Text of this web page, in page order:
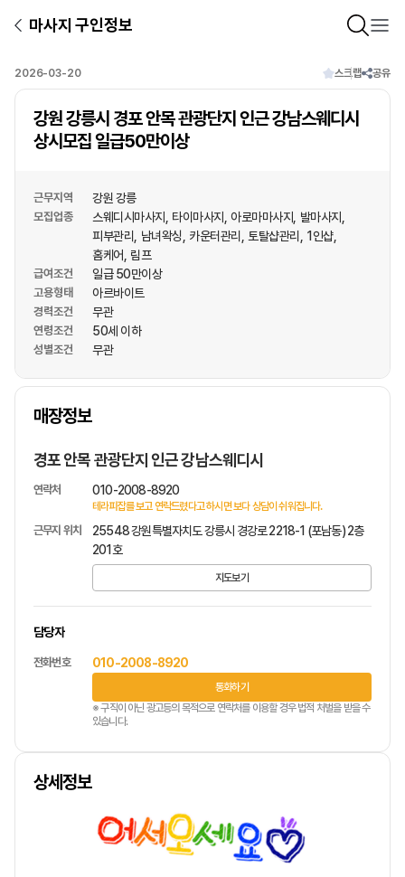
마사지 구인정보
2026-03-20 스크랩 공유
강원 강릉시 경포 안목 관광단지 인근 강남스웨디시
상시모집 일급50만이상
근무지역 강원 강릉
모집업종 스웨디시마사지 타이마사지 아로마마사지
발마사지
피부관리
남녀왁싱 카운터관리 토탈샵관리
1인샵
홈케어
림프
급여조건 일급 50만이상
고용형태 아르바이트
경력조건 무관
연령조건 50세 이하
성별조건 무관
매장정보
상호명
경포 안목 관광단지 인근 강남스웨디시
연락처 010-2008-8920
테라피잡를 보고 연락드렸다고 하시면 보다 상담이 쉬워집니다.
근무지 위치
25548 강원특별자치도 강릉시 경강로 2218-1 (포남동) 2층
201호
지도보기
담당자
전화번호 010-2008-8920
통화하기
※ 구직이 아닌 광고등의 목적으로 연락처를 이용할 경우 법적 처벌을 받을 수
있습니다.
상세정보